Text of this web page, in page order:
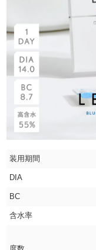
装用期間
DIA
BC
含水率
度数